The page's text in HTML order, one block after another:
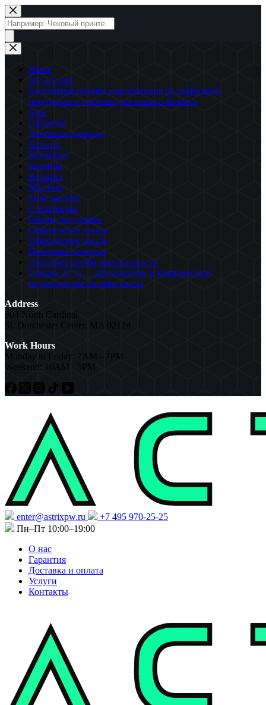
Перейти
к
сути
Поиск
товаров
Home
My account
Бесплатная онлайн консультация по цифровым
продуктам и техники для вашего бизнеса
Блог
Гарантия
Доставка и оплата
Каталог
Контакты
Корзина
Корзина
Магазин
Мой аккаунт
О компании
Общие настройки
Оформление заказа
Оформление заказа
Политика возврата
Политика конфиденциальности
Скидка 25 % — при покупке и комплексном
подключении онлайн-кассы
Address
304 North Cardinal
St. Dorchester Center, MA 02124
Work Hours
Monday to Friday: 7AM - 7PM
Weekend: 10AM - 5PM
enter@astrixpw.ru
+7 495 970-25-25
Пн–Пт 10:00–19:00
О нас
Гарантия
Доставка и оплата
Услуги
Контакты